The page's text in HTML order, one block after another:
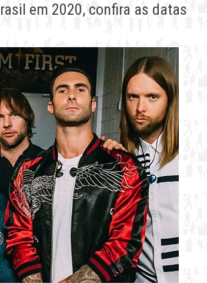
em 2020, confira as datas